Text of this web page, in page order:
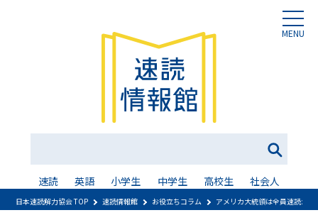
MENU
速読 英語 小学生 中学生 高校生 社会人
日本速読解力協会 TOP 速読情報館 お役立ちコラム アメリカ大統領は全員速読が